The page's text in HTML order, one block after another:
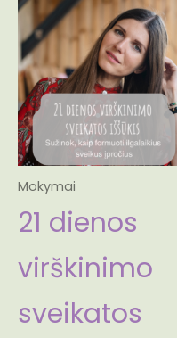
Mokymai
21 dienos
virškinimo
sveikatos